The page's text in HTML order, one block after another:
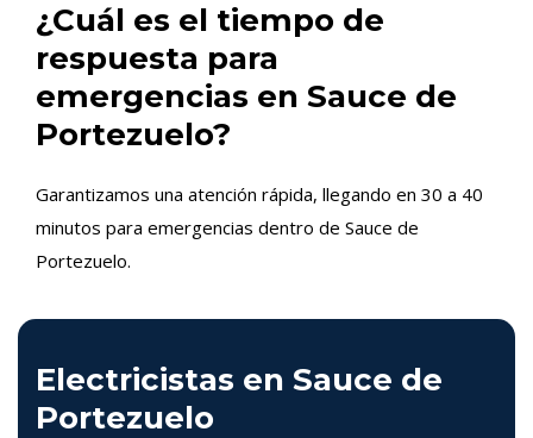
¿Cuál es el tiempo de
respuesta para
emergencias en Sauce de
Portezuelo?
Garantizamos una atención rápida, llegando en 30 a 40
minutos para emergencias dentro de Sauce de
Portezuelo.
Electricistas en Sauce de
Portezuelo